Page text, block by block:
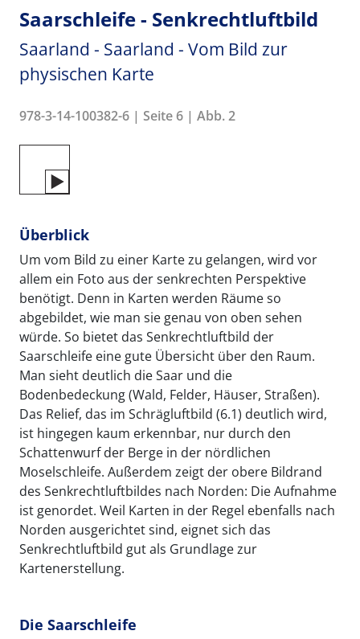
Saarschleife - Senkrechtluftbild
Saarland - Saarland - Vom Bild zur
physischen Karte
978-3-14-100382-6 | Seite 6 | Abb. 2
Überblick
Um vom Bild zu einer Karte zu gelangen, wird vor
allem ein Foto aus der senkrechten Perspektive
benötigt. Denn in Karten werden Räume so
abgebildet, wie man sie genau von oben sehen
würde. So bietet das Senkrechtluftbild der
Saarschleife eine gute Übersicht über den Raum.
Man sieht deutlich die Saar und die
Bodenbedeckung (Wald, Felder, Häuser, Straßen).
Das Relief, das im Schrägluftbild (6.1) deutlich wird,
ist hingegen kaum erkennbar, nur durch den
Schattenwurf der Berge in der nördlichen
Moselschleife. Außerdem zeigt der obere Bildrand
des Senkrechtluftbildes nach Norden: Die Aufnahme
ist genordet. Weil Karten in der Regel ebenfalls nach
Norden ausgerichtet sind, eignet sich das
Senkrechtluftbild gut als Grundlage zur
Kartenerstellung.
Die Saarschleife